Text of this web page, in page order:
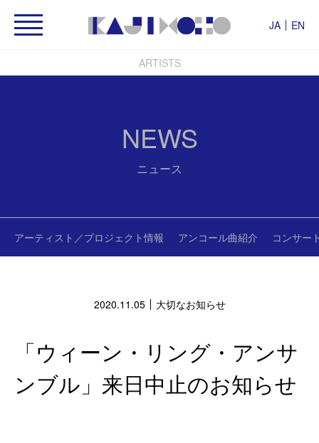
JA EN
ARTISTS
NEWS
ニュース
アーティスト／プロジェクト情報 アンコール曲紹介 コンサー
2020.11.05 大切なお知らせ
「ウィーン・リング・アンサ
ンブル」来日中止のお知らせ